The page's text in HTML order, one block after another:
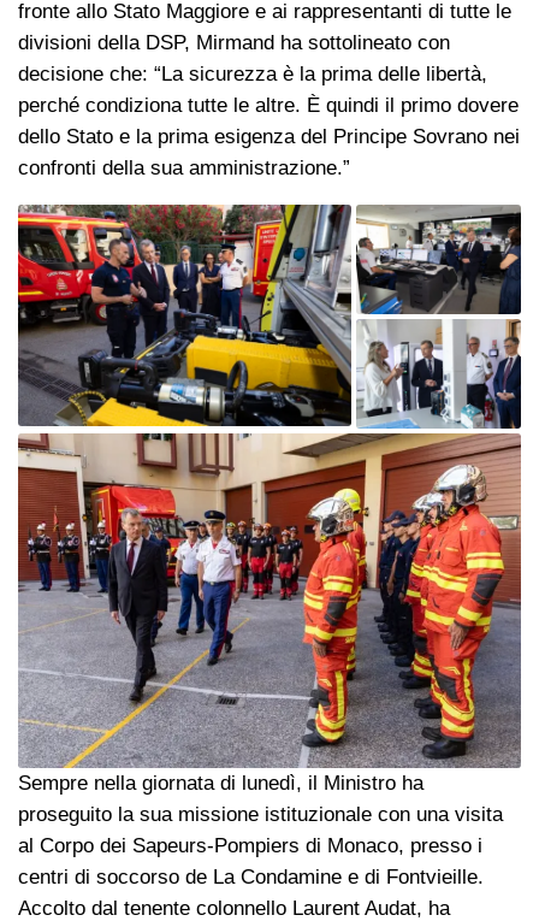
fronte allo Stato Maggiore e ai rappresentanti di tutte le
divisioni della DSP, Mirmand ha sottolineato con
decisione che: “La sicurezza è la prima delle libertà,
perché condiziona tutte le altre. È quindi il primo dovere
dello Stato e la prima esigenza del Principe Sovrano nei
confronti della sua amministrazione.”
Sempre nella giornata di lunedì, il Ministro ha
proseguito la sua missione istituzionale con una visita
al Corpo dei Sapeurs-Pompiers di Monaco, presso i
centri di soccorso de La Condamine e di Fontvieille.
Accolto dal tenente colonnello Laurent Audat, ha